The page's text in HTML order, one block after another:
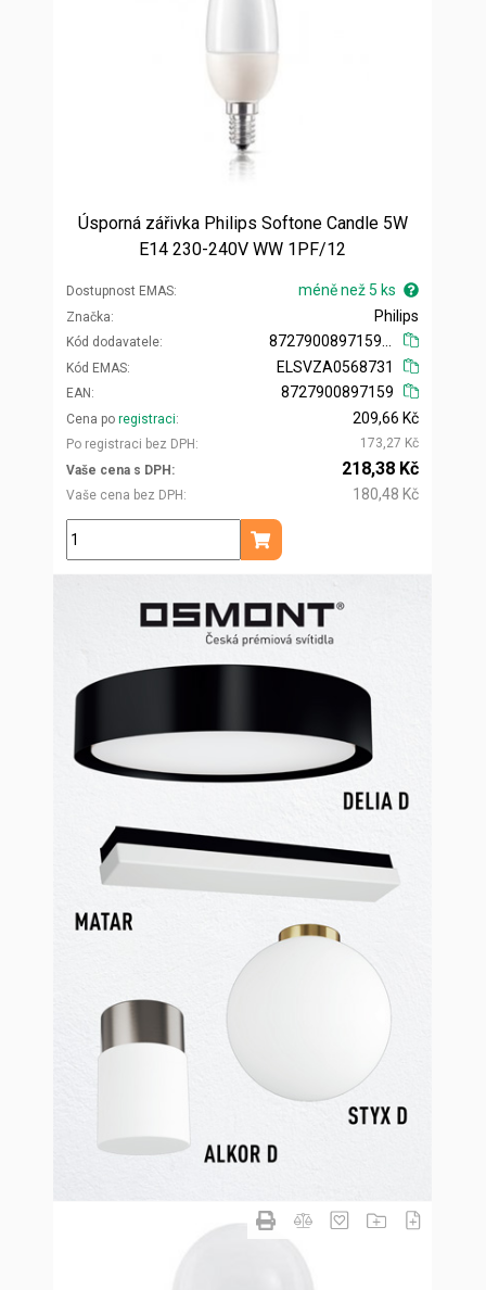
Úsporná zářivka Philips Softone Candle 5W
E14 230-240V WW 1PF/12
Dostupnost EMAS méně než 5 ks
Značka
Kód dodavatele
Philips
872790089715900
Kód EMAS
EAN
ELSVZA0568731
8727900897159
Cena po registraci
Po registraci bez DPH
209,66 Kč
173,27 Kč
Vaše cena s DPH
Vaše cena bez DPH
218,38 Kč
180,48 Kč
ks
Přidat do košíku